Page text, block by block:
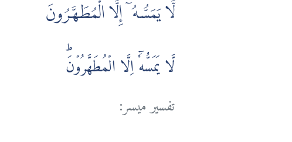
لَّا يَمَسُّهُۥٓ إِلَّا الْمُطَهَّرُونَ
لَّا يَمَسُّهٗۤ اِلَّا الۡمُطَهَّرُوۡنَؕ‏
تفسير ميسر: